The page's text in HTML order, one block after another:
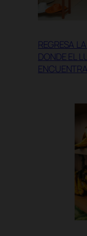
REGRESA
DONDE EL